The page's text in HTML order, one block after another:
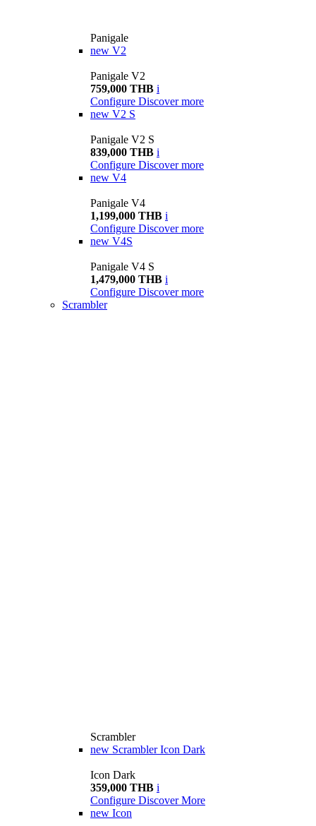
Panigale
new V2
Panigale V2
759,000 THB i
Configure Discover more
new V2 S
Panigale V2 S
839,000 THB i
Configure Discover more
new V4
Panigale V4
1,199,000 THB i
Configure Discover more
new V4S
Panigale V4 S
1,479,000 THB i
Configure Discover more
Scrambler
Scrambler
new Scrambler Icon Dark
Icon Dark
359,000 THB i
Configure Discover More
new Icon